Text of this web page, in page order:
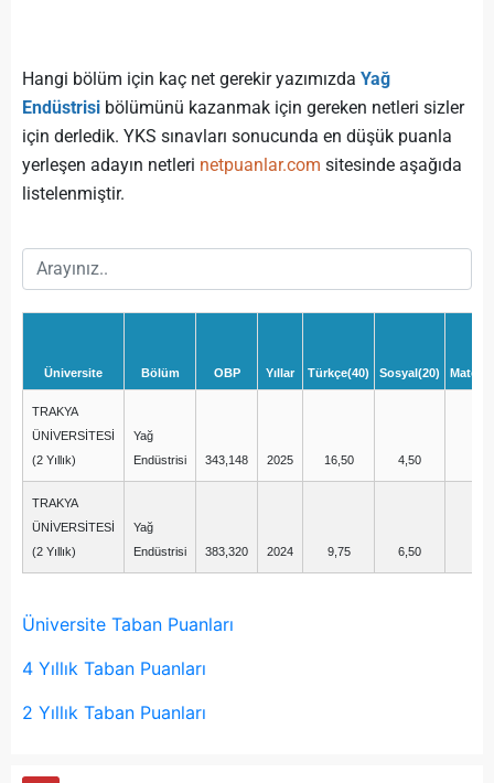
Hangi bölüm için kaç net gerekir yazımızda Yağ
Endüstrisi bölümünü kazanmak için gereken netleri sizler
için derledik. YKS sınavları sonucunda en düşük puanla
yerleşen adayın netleri netpuanlar.com sitesinde aşağıda
listelenmiştir.
Üniversite Bölüm OBP Yıllar Türkçe(40) Sosyal(20)
TRAKYA
ÜNİVERSİTESİ
(2 Yıllık)
Yağ
Endüstrisi
343,148 2025 16,50 4,50
TRAKYA
ÜNİVERSİTESİ
(2 Yıllık)
Yağ
Endüstrisi
383,320 2024 9,75 6,50
Üniversite Taban Puanları
4 Yıllık Taban Puanları
2 Yıllık Taban Puanları